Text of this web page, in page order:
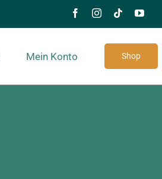
Mein Konto Shop